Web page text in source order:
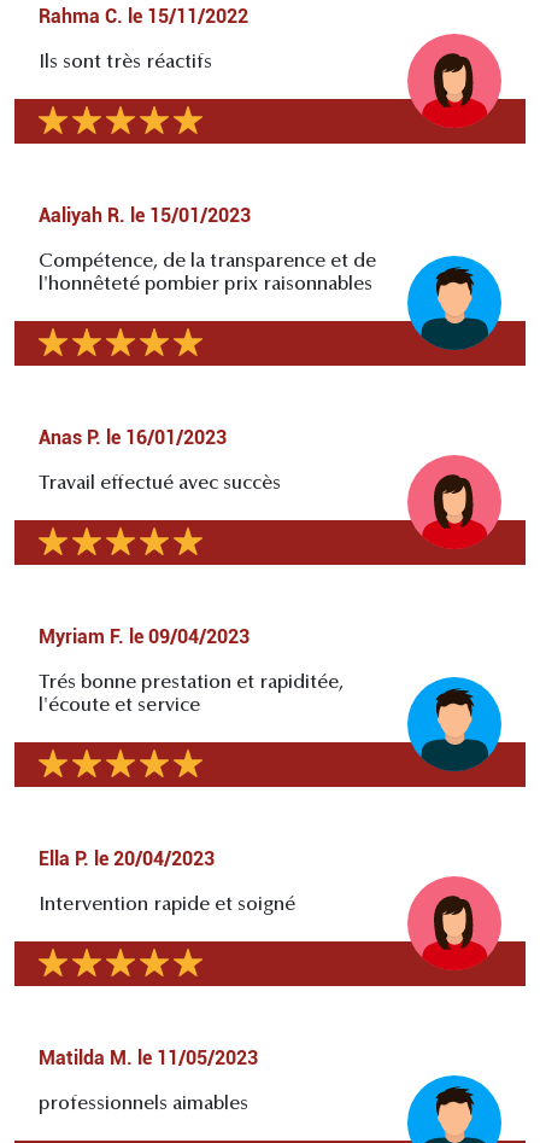
Rahma C. le 15/11/2022
Ils sont très réactifs
Aaliyah R. le 15/01/2023
Compétence, de la transparence et de
l'honnêteté pombier prix raisonnables
Anas P. le 16/01/2023
Travail effectué avec succès
Myriam F. le 09/04/2023
Trés bonne prestation et rapiditée,
l'écoute et service
Ella P. le 20/04/2023
Intervention rapide et soigné
Matilda M. le 11/05/2023
professionnels aimables